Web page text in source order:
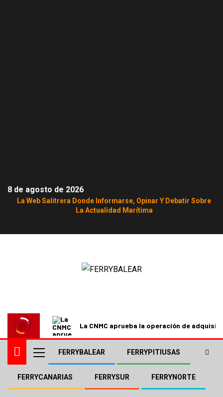
8 de agosto de 2026
La Web Salitrera Donde Informarse, Opinar Y Debatir Sobre
La Actualidad Marítima
La CNMC aprueba la operación de
FERRYBALEAR FERRYPITIUSAS
FERRYCANARIAS FERRYSUR FERRYNORTE